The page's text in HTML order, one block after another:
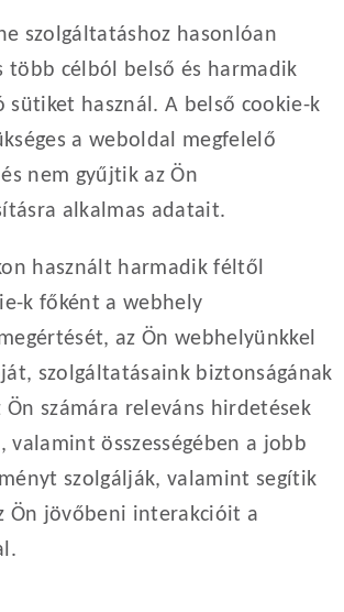
szolgáltatáshoz hasonlóan
több célból belső és harmadik
sütiket használ. A belső cookie-k
a weboldal megfelelő
nem gyűjtik az Ön
alkalmas adatait.
használt harmadik féltől
k főként a webhely
az Ön webhelyünkkel
szolgáltatásaink biztonságának
Ön számára releváns hirdetések
valamint összességében a jobb
szolgálják, valamint segítik
Ön jövőbeni interakcióit a